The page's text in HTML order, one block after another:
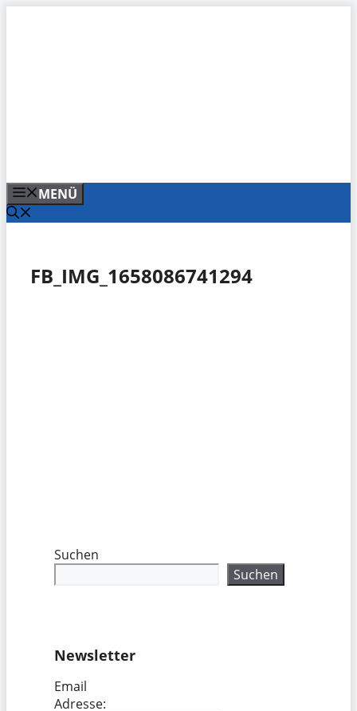
MENÜ
FB_IMG_1658086741294
Suchen
Suchen
Newsletter
Email
Adresse: